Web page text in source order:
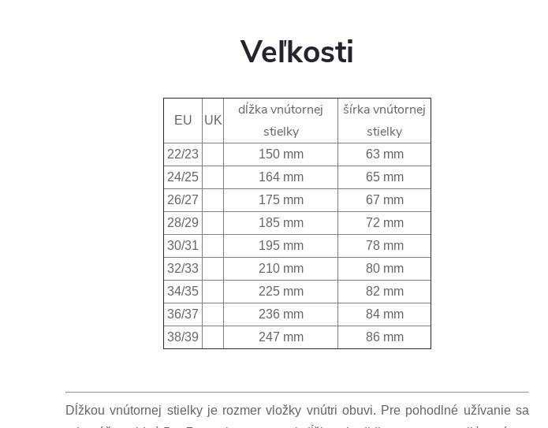
Veľkosti
EU UK
dĺžka vnútornej
stielky
šírka vnútornej
stielky
22/23 150 mm
63 mm
24/25
164 mm
65 mm
26/27
175 mm
67 mm
28/29
185 mm
72 mm
30/31
195 mm
78 mm
32/33
210 mm
80 mm
34/35
225 mm
82 mm
36/37
236 mm
84 mm
38/39
247 mm 86 mm
Dĺžkou vnútornej stielky je rozmer vložky vnútri obuvi. Pre pohodlné užívanie sa